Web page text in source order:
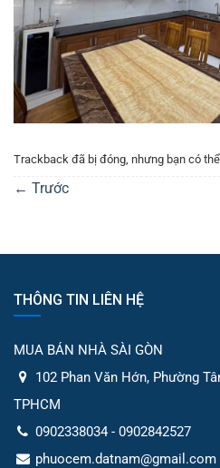
Trackback đã bị đóng, nhưng bạn có thể
← Trước
THÔNG TIN LIÊN HỆ
MUA BÁN NHÀ SÀI GÒN
102 Phan Văn Hớn, Phường
TPHCM
0902338034 - 0902842527
phuocem.datnam@gmail.com